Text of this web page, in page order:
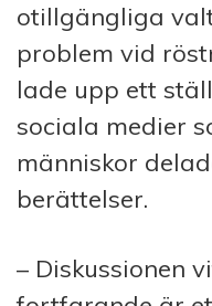
otillgängliga
problem vid
lade upp ett
sociala medier
människor
berättelser.
– Diskussionen